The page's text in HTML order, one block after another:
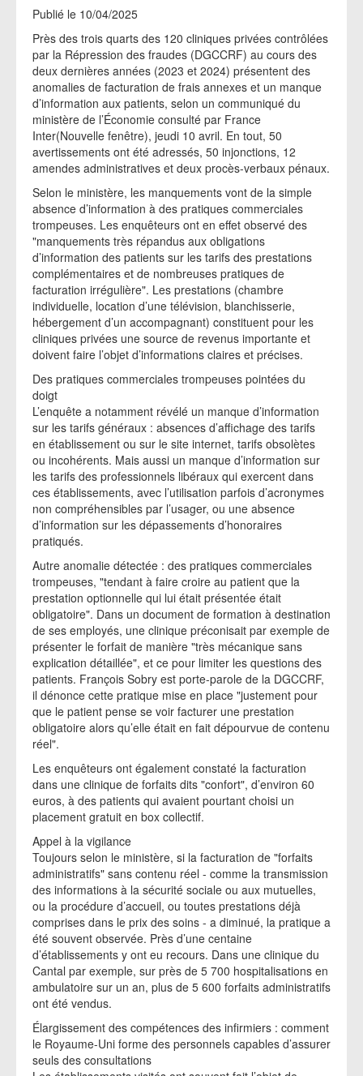
Publié le 10/04/2025
Près des trois quarts des 120 cliniques privées contrôlées
par la Répression des fraudes (DGCCRF) au cours des
deux dernières années (2023 et 2024) présentent des
anomalies de facturation de frais annexes et un manque
d’information aux patients, selon un communiqué du
ministère de l’Économie consulté par France
Inter(Nouvelle fenêtre), jeudi 10 avril. En tout, 50
avertissements ont été adressés, 50 injonctions, 12
amendes administratives et deux procès-verbaux pénaux.
Selon le ministère, les manquements vont de la simple
absence d’information à des pratiques commerciales
trompeuses. Les enquêteurs ont en effet observé des
"manquements très répandus aux obligations
d’information des patients sur les tarifs des prestations
complémentaires et de nombreuses pratiques de
facturation irrégulière". Les prestations (chambre
individuelle, location d’une télévision, blanchisserie,
hébergement d’un accompagnant) constituent pour les
cliniques privées une source de revenus importante et
doivent faire l’objet d’informations claires et précises.
Des pratiques commerciales trompeuses pointées du
doigt
L’enquête a notamment révélé un manque d’information
sur les tarifs généraux : absences d’affichage des tarifs
en établissement ou sur le site internet, tarifs obsolètes
ou incohérents. Mais aussi un manque d’information sur
les tarifs des professionnels libéraux qui exercent dans
ces établissements, avec l’utilisation parfois d’acronymes
non compréhensibles par l’usager, ou une absence
d’information sur les dépassements d’honoraires
pratiqués.
Autre anomalie détectée : des pratiques commerciales
trompeuses, "tendant à faire croire au patient que la
prestation optionnelle qui lui était présentée était
obligatoire". Dans un document de formation à destination
de ses employés, une clinique préconisait par exemple de
présenter le forfait de manière "très mécanique sans
explication détaillée", et ce pour limiter les questions des
patients. François Sobry est porte-parole de la DGCCRF,
il dénonce cette pratique mise en place "justement pour
que le patient pense se voir facturer une prestation
obligatoire alors qu’elle était en fait dépourvue de contenu
réel".
Les enquêteurs ont également constaté la facturation
dans une clinique de forfaits dits "confort", d’environ 60
euros, à des patients qui avaient pourtant choisi un
placement gratuit en box collectif.
Appel à la vigilance
Toujours selon le ministère, si la facturation de "forfaits
administratifs" sans contenu réel - comme la transmission
des informations à la sécurité sociale ou aux mutuelles,
ou la procédure d’accueil, ou toutes prestations déjà
comprises dans le prix des soins - a diminué, la pratique a
été souvent observée. Près d’une centaine
d’établissements y ont eu recours. Dans une clinique du
Cantal par exemple, sur près de 5 700 hospitalisations en
ambulatoire sur un an, plus de 5 600 forfaits administratifs
ont été vendus.
Élargissement des compétences des infirmiers : comment
le Royaume-Uni forme des personnels capables d’assurer
seuls des consultations